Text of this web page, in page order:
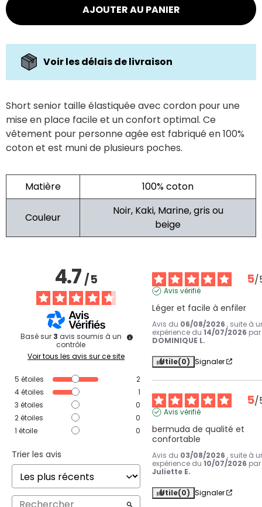
AJOUTER AU PANIER
Voir les délais de livraison
Short senior taille élastiquée avec cordon pour une
mise en place facile et un confort optimal. Ce
vêtement pour personne agée est fabriqué en 100%
coton et est muni de plusieurs poches.
Matière 100% coton
Couleur
Noir, Kaki, Marine, gris ou
beige
4.7/5
Basé sur 3 avis soumis à un
contrôle
Voir tous les avis sur ce site
5 étoiles
2
4étoiles
1
3 étoiles
0
2étoiles
0
1 étoile 0
Trier les avis
5/
Avis vérifié
Léger et facile à enfiler
Avis du 06/08/2026 , suite à
expérience du 14/07/2026 par
DOMINIQUE L.
Utile(0) Signaler
5/
Avis vérifié
bermuda de qualité et
confortable
Avis du 03/08/2026 , suite à
expérience du 10/07/2026 par
Juliette E.
Utile(0) Signaler